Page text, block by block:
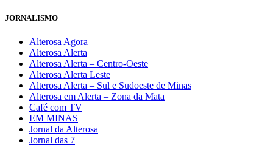
JORNALISMO
Alterosa Agora
Alterosa Alerta
Alterosa Alerta – Centro-Oeste
Alterosa Alerta Leste
Alterosa Alerta – Sul e Sudoeste de Minas
Alterosa em Alerta – Zona da Mata
Café com TV
EM MINAS
Jornal da Alterosa
Jornal das 7